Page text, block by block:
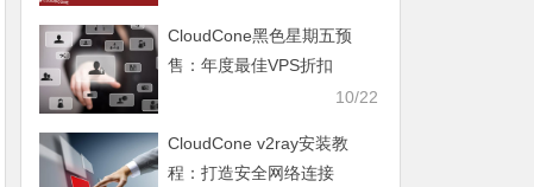
CloudCone黑色星期五预
售：年度最佳VPS折扣
10/22
CloudCone v2ray安装教
程：打造安全网络连接